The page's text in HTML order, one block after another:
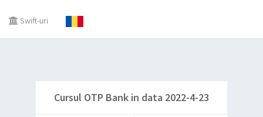
Swift-uri
Cursul OTP Bank in data 2022-4-23